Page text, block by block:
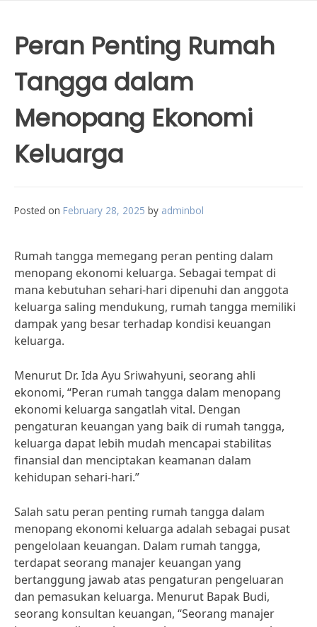
Peran Penting Rumah
Tangga dalam
Menopang Ekonomi
Keluarga
Posted on February 28, 2025 by adminbol
Rumah tangga memegang peran penting dalam
menopang ekonomi keluarga. Sebagai tempat di
mana kebutuhan sehari-hari dipenuhi dan anggota
keluarga saling mendukung, rumah tangga memiliki
dampak yang besar terhadap kondisi keuangan
keluarga.
Menurut Dr. Ida Ayu Sriwahyuni, seorang ahli
ekonomi, “Peran rumah tangga dalam menopang
ekonomi keluarga sangatlah vital. Dengan
pengaturan keuangan yang baik di rumah tangga,
keluarga dapat lebih mudah mencapai stabilitas
finansial dan menciptakan keamanan dalam
kehidupan sehari-hari.”
Salah satu peran penting rumah tangga dalam
menopang ekonomi keluarga adalah sebagai pusat
pengelolaan keuangan. Dalam rumah tangga,
terdapat seorang manajer keuangan yang
bertanggung jawab atas pengaturan pengeluaran
dan pemasukan keluarga. Menurut Bapak Budi,
seorang konsultan keuangan, “Seorang manajer